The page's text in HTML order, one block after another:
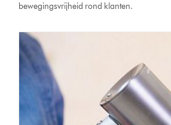
bewegingsvrijheid rond klanten.